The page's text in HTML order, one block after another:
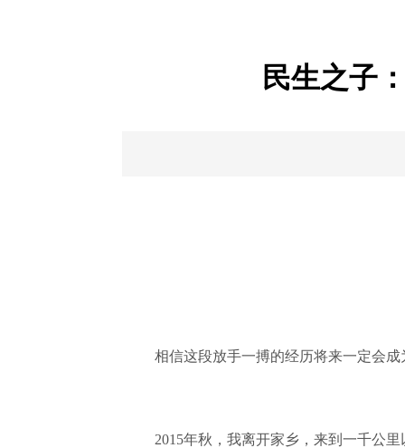
民生之子
相信这段放手一搏的经历将来一定会
2015年秋，我离开家乡，来到一千公